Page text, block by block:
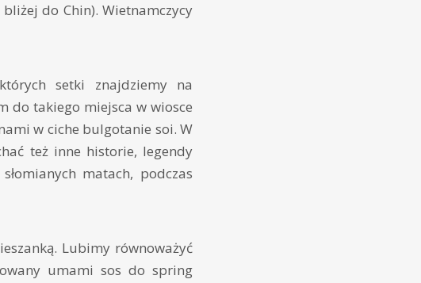
do Chin). Wietnamczycy
setki znajdziemy na
do takiego miejsca w wiosce
w ciche bulgotanie soi. W
też inne historie, legendy
matach, podczas
Lubimy równoważyć
umami sos do spring